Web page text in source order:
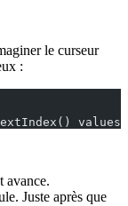
le curseur
:
values
avance.
Juste après que